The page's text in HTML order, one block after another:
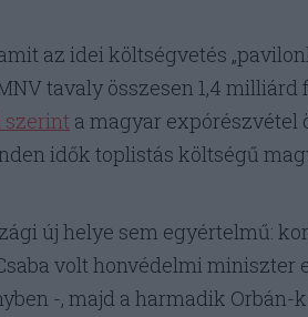
az idei költségvetés
tavaly összesen 1,4
szerint a magyar expórészvétel
idők toplistás költségű
új helye sem egyértelmű:
volt honvédelmi
-, majd a harmadik